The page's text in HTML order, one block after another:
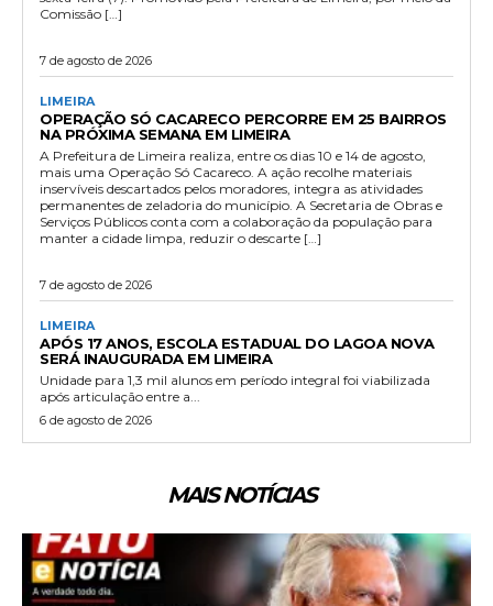
Comissão […]
7 de agosto de 2026
LIMEIRA
OPERAÇÃO SÓ CACARECO PERCORRE EM 25 BAIRROS
NA PRÓXIMA SEMANA EM LIMEIRA
A Prefeitura de Limeira realiza, entre os dias 10 e 14 de agosto,
mais uma Operação Só Cacareco. A ação recolhe materiais
inservíveis descartados pelos moradores, integra as atividades
permanentes de zeladoria do município. A Secretaria de Obras e
Serviços Públicos conta com a colaboração da população para
manter a cidade limpa, reduzir o descarte […]
7 de agosto de 2026
LIMEIRA
APÓS 17 ANOS, ESCOLA ESTADUAL DO LAGOA NOVA
SERÁ INAUGURADA EM LIMEIRA
Unidade para 1,3 mil alunos em período integral foi viabilizada
após articulação entre a...
6 de agosto de 2026
MAIS NOTÍCIAS